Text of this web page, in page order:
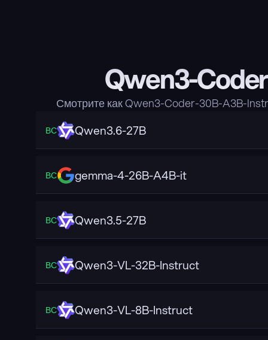
Qwen3-
Смотрите как Qwen3-Coder-30B-A3B-
ВС Qwen3.6-27B
ВС gemma-4-26B-A4B-it
ВС Qwen3.5-27B
ВС Qwen3-VL-32B-Instruct
ВС Qwen3-VL-8B-Instruct